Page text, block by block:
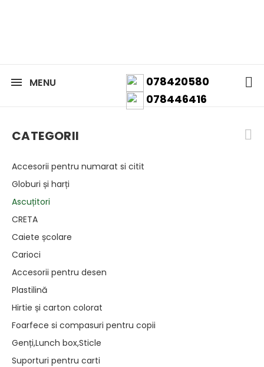
MENU
078420580
078446416
CATEGORII
Accesorii pentru numarat si citit
Globuri și harți
Ascuțitori
CRETA
Caiete școlare
Carioci
Accesorii pentru desen
Plastilină
Hirtie și carton colorat
Foarfece si compasuri pentru copii
Genți,Lunch box,Sticle
Suporturi pentru carti